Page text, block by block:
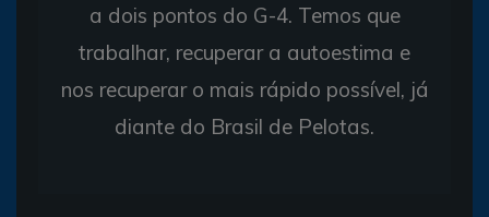
a dois pontos do G-4. Temos que
trabalhar, recuperar a autoestima e
nos recuperar o mais rápido possível, já
diante do Brasil de Pelotas.